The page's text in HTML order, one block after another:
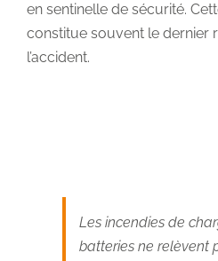
en sentinelle de sécurité.
constitue souvent le dernier
l’accident.
Les incendies de
batteries ne relèvent